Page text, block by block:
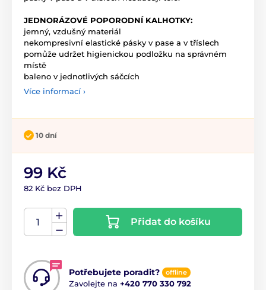
JEDNORÁZOVÉ POPORODNÍ KALHOTKY:
jemný, vzdušný materiál
nekompresivní elastické pásky v pase a v tříslech
pomůže udržet higienickou podložku na správném
místě
baleno v jednotlivých sáčcích
Více informací ›
10 dní
99 Kč
82 Kč bez DPH
Přidat do košíku
Potřebujete poradit? offline
Zavolejte na +420 770 330 792